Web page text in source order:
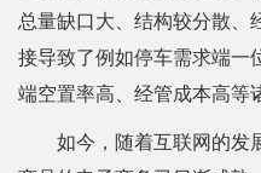
总量缺口大、结构较分散、
接导致了例如停车需求端一
端空置率高、经管成本高等
如今，随着互联网的发